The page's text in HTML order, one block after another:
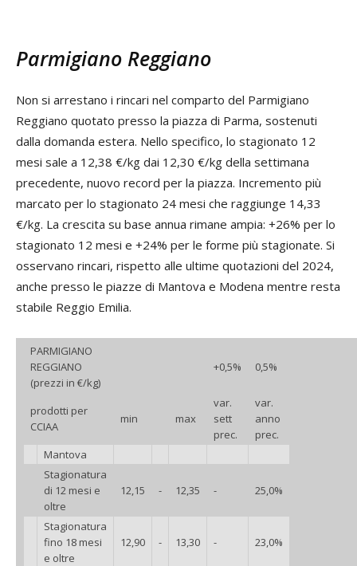
Parmigiano Reggiano
Non si arrestano i rincari nel comparto del Parmigiano
Reggiano quotato presso la piazza di Parma, sostenuti
dalla domanda estera. Nello specifico, lo stagionato 12
mesi sale a 12,38 €/kg dai 12,30 €/kg della settimana
precedente, nuovo record per la piazza. Incremento più
marcato per lo stagionato 24 mesi che raggiunge 14,33
€/kg. La crescita su base annua rimane ampia: +26% per lo
stagionato 12 mesi e +24% per le forme più stagionate. Si
osservano rincari, rispetto alle ultime quotazioni del 2024,
anche presso le piazze di Mantova e Modena mentre resta
stabile Reggio Emilia.
PARMIGIANO
REGGIANO
(prezzi in €/kg)
+0,5% 0,5%
prodotti per
CCIAA
min max
var.
sett
prec.
var.
anno
prec.
Mantova
Stagionatura
di 12 mesi e
oltre
12,15 - 12,35 - 25,0%
Stagionatura
fino 18 mesi
e oltre
12,90 - 13,30 - 23,0%